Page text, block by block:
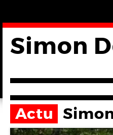
Simon
Actu